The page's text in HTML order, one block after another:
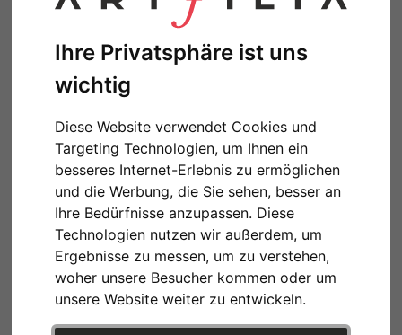
Ihre Privatsphäre ist uns
wichtig
Diese Website verwendet Cookies und
Targeting Technologien, um Ihnen ein
besseres Internet-Erlebnis zu ermöglichen
und die Werbung, die Sie sehen, besser an
Ihre Bedürfnisse anzupassen. Diese
Technologien nutzen wir außerdem, um
Ergebnisse zu messen, um zu verstehen,
woher unsere Besucher kommen oder um
unsere Website weiter zu entwickeln.